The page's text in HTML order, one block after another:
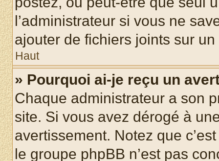
l’administrateur si vous ne
ajouter de fichiers joints sur un
Haut
» Pourquoi ai-je reçu un
Chaque administrateur a son
site. Si vous avez dérogé à
avertissement. Notez que
le groupe phpBB n’est pas